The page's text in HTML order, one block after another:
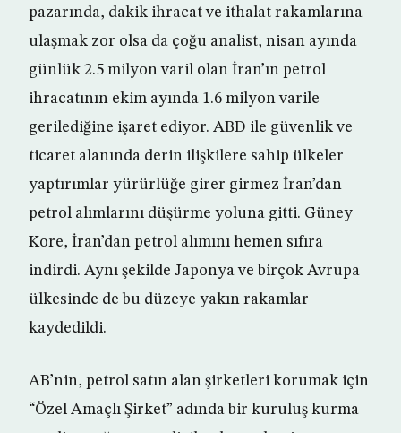
pazarında, dakik ihracat ve ithalat rakamlarına
ulaşmak zor olsa da çoğu analist, nisan ayında
günlük 2.5 milyon varil olan İran’ın petrol
ihracatının ekim ayında 1.6 milyon varile
gerilediğine işaret ediyor. ABD ile güvenlik ve
ticaret alanında derin ilişkilere sahip ülkeler
yaptırımlar yürürlüğe girer girmez İran’dan
petrol alımlarını düşürme yoluna gitti. Güney
Kore, İran’dan petrol alımını hemen sıfıra
indirdi. Aynı şekilde Japonya ve birçok Avrupa
ülkesinde de bu düzeye yakın rakamlar
kaydedildi.
AB’nin, petrol satın alan şirketleri korumak için
“Özel Amaçlı Şirket” adında bir kuruluş kurma